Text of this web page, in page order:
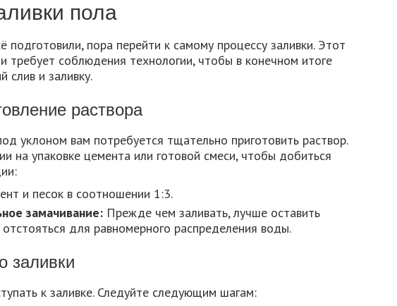
пола
подготовили, пора перейти к самому процессу заливки. Этот
требует соблюдения технологии, чтобы в конечном итоге
слив и заливку.
раствора
уклоном вам потребуется тщательно приготовить раствор.
на упаковке цемента или готовой смеси, чтобы добиться
и песок в соотношении 1:3.
замачивание:Прежде чем заливать, лучше оставить
для равномерного распределения воды.
заливки
к заливке. Следуйте следующим шагам: